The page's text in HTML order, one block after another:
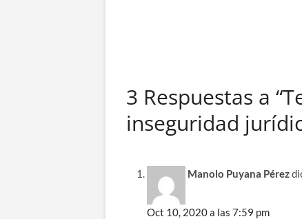
3 Respuestas a
inseguridad
Manolo Puyana Pérez
Oct 10, 2020 a las 7:59 pm